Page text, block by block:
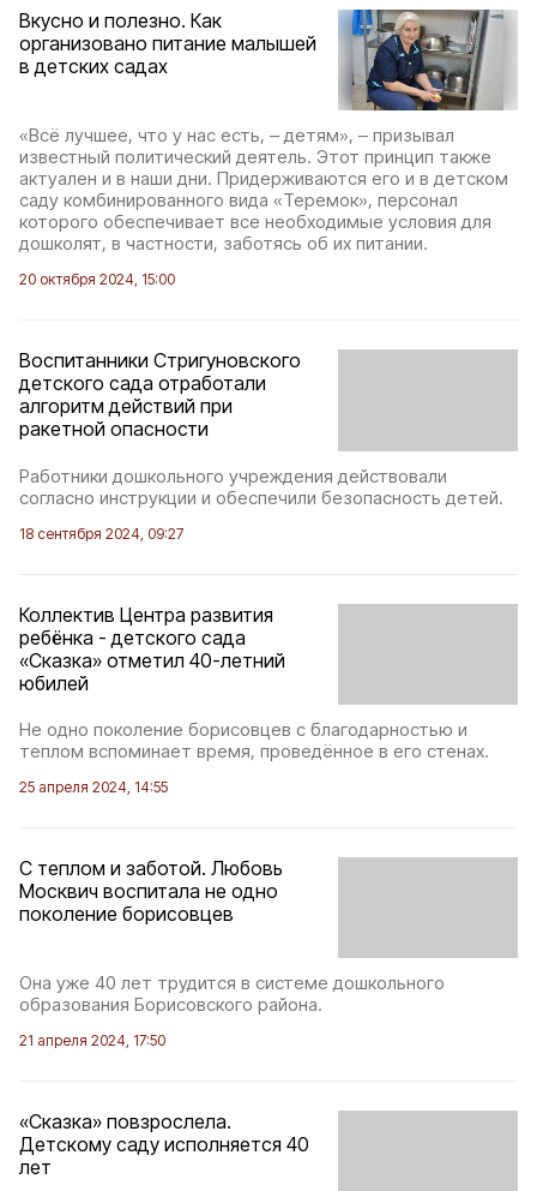
Вкусно и полезно. Как
организовано питание малышей
в детских садах
«Всё лучшее, что у нас есть, – детям», – призывал
известный политический деятель. Этот принцип также
актуален и в наши дни. Придерживаются его и в детском
саду комбинированного вида «Теремок», персонал
которого обеспечивает все необходимые условия для
дошколят, в частности, заботясь об их питании.
20 октября 2024, 15:00
Воспитанники Стригуновского
детского сада отработали
алгоритм действий при
ракетной опасности
Работники дошкольного учреждения действовали
согласно инструкции и обеспечили безопасность детей.
18 сентября 2024, 09:27
Коллектив Центра развития
ребёнка - детского сада
«Сказка» отметил 40-летний
юбилей
Не одно поколение борисовцев с благодарностью и
теплом вспоминает время, проведённое в его стенах.
25 апреля 2024, 14:55
С теплом и заботой. Любовь
Москвич воспитала не одно
поколение борисовцев
Она уже 40 лет трудится в системе дошкольного
образования Борисовского района.
21 апреля 2024, 17:50
«Сказка» повзрослела.
Детскому саду исполняется 40
лет